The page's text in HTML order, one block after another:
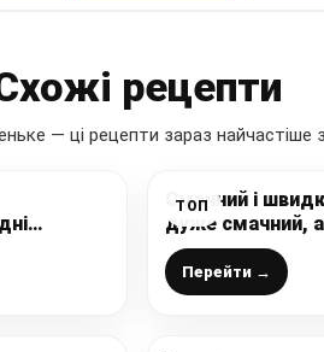
рецепти
— ці рецепти зараз найчастіше
та
ТОП
Смачний і
дуже смачний,
готується
Перейти →